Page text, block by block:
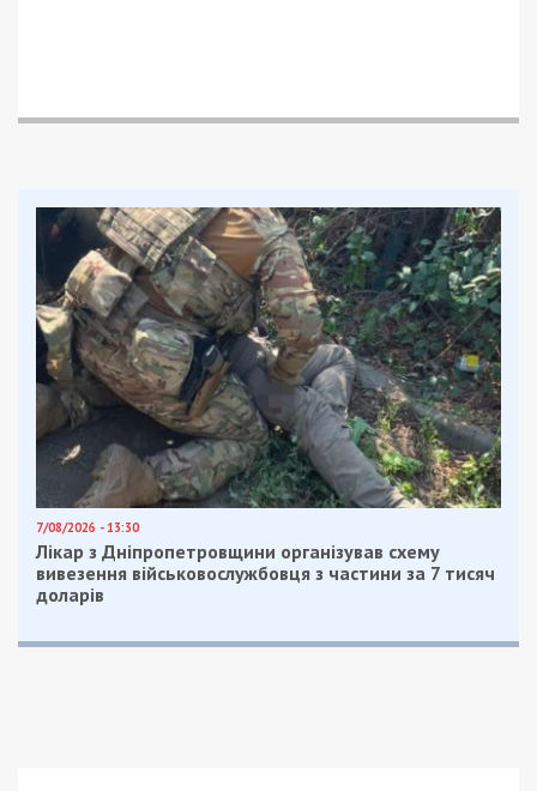
7/08/2026 - 13:30
Лікар з Дніпропетровщини організував схему
вивезення військовослужбовця з частини за 7 тисяч
доларів